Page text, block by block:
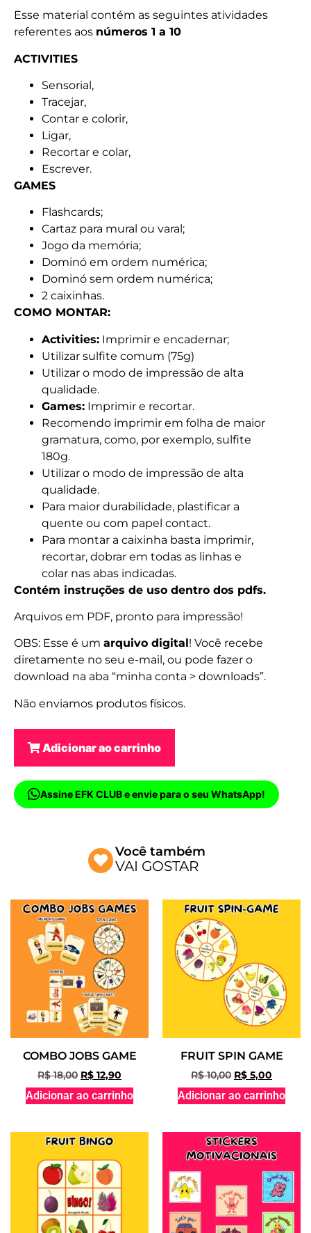
Esse material contém as seguintes atividades
referentes aos números 1 a 10
ACTIVITIES
Sensorial,
Tracejar,
Contar e colorir,
Ligar,
Recortar e colar,
Escrever.
GAMES
Flashcards;
Cartaz para mural ou varal;
Jogo da memória;
Dominó em ordem numérica;
Dominó sem ordem numérica;
2 caixinhas.
COMO MONTAR:
Activities: Imprimir e encadernar;
Utilizar sulfite comum (75g)
Utilizar o modo de impressão de alta
qualidade.
Games: Imprimir e recortar.
Recomendo imprimir em folha de maior
gramatura, como, por exemplo, sulfite
180g.
Utilizar o modo de impressão de alta
qualidade.
Para maior durabilidade, plastificar a
quente ou com papel contact.
Para montar a caixinha basta imprimir,
recortar, dobrar em todas as linhas e
colar nas abas indicadas.
Contém instruções de uso dentro dos pdfs.
Arquivos em PDF, pronto para impressão!
OBS: Esse é um arquivo digital! Você recebe
diretamente no seu e-mail, ou pode fazer o
download na aba “minha conta > downloads”.
Não enviamos produtos físicos.
Adicionar ao carrinho
Assine EFK CLUB e envie para o seu WhatsApp!
Você também
VAI GOSTAR
COMBO JOBS GAME
R$18,00 R$ 12,90
Adicionar ao carrinho
FRUIT SPIN GAME
R$10,00 R$ 5,00
Adicionar ao carrinho